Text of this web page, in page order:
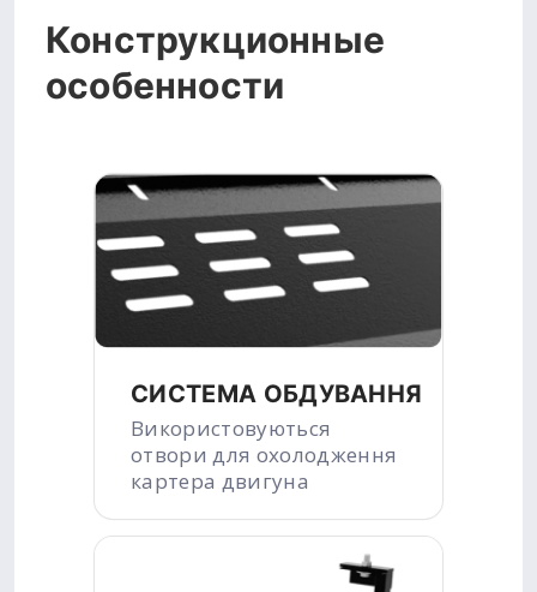
Конструкционные
особенности
СИСТЕМА ОБДУВАННЯ
Використовуються
отвори для охолодження
картера двигуна